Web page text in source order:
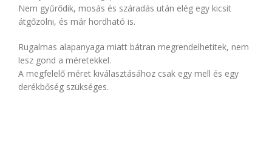
Nem gyűrődik, mosás és száradás után elég egy kicsit
átgőzölni, és már hordható is.
Rugalmas alapanyaga miatt bátran megrendelhetitek, nem
lesz gond a méretekkel.
A megfelelő méret kiválasztásához csak egy mell és egy
derékbőség szükséges.